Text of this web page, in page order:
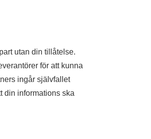
utan din tillåtelse.
för att kunna
ingår självfallet
din informations ska